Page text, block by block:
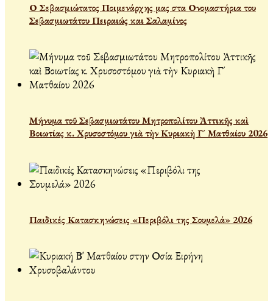
Ο Σεβασμιώτατος Ποιμενάρχης μας στα Ονομαστήρια του
Σεβασμιωτάτου Πειραιώς και Σαλαμίνος
Μήνυμα τοῦ Σεβασμιωτάτου Μητροπολίτου Ἀττικῆς καὶ
Βοιωτίας κ. Χρυσοστόμου γιὰ τὴν Κυριακὴ Γ´ Ματθαίου 2026
Παιδικές Κατασκηνώσεις «Περιβόλι της Σουμελά» 2026